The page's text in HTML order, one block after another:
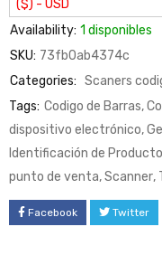
($) - USD
Availability: 1 disponibles
SKU: 73fb0ab4374c
Categories: Scaners
Tags: Codigo de Barras,
dispositivo electrónico,
Identificación de
punto de venta,Scanner,
Facebook Twitter